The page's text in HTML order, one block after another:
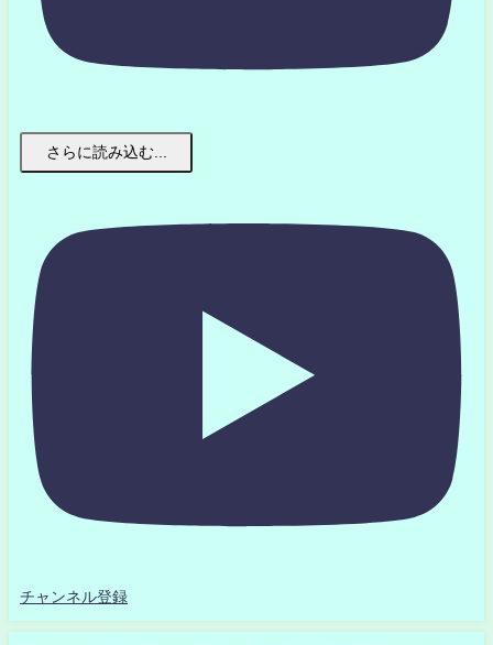
さらに読み込む...
チャンネル登録